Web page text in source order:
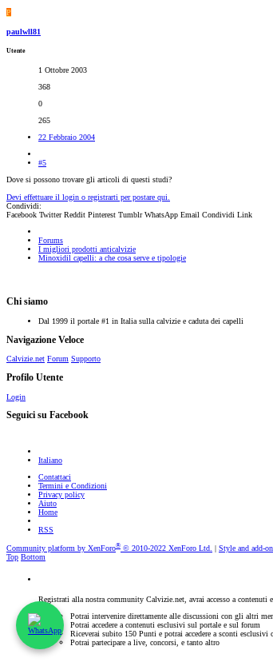
P
paulwll81
Utente
1 Ottobre 2003
368
0
265
22 Febbraio 2004
#5
Dove si possono trovare gli articoli di questi studi?
Devi effettuare il login o registrarti per postare qui.
Condividi:
Facebook Twitter Reddit Pinterest Tumblr WhatsApp Email Condividi Link
Forums
I migliori prodotti anticalvizie
Minoxidil capelli: a che cosa serve e tipologie
Chi siamo
Dal 1999 il portale #1 in Italia sulla calvizie e caduta dei capelli
Navigazione Veloce
Calvizie.net Forum Supporto
Profilo Utente
Login
Seguici su Facebook
Italiano
Contattaci
Termini e Condizioni
Privacy policy
Aiuto
Home
RSS
Community platform by XenForo® © 2010-2022 XenForo Ltd. Style and add-
Top Bottom
Registrati alla nostra community Calvizie.net, avrai accesso a contenuti
Potrai intervenire direttamente alle discussioni con gli altri
Potrai accedere a contenuti esclusivi sul portale e sul forum
Riceverai subito 150 Punti e potrai accedere a sconti
Potrai partecipare a live, concorsi, e tanto altro